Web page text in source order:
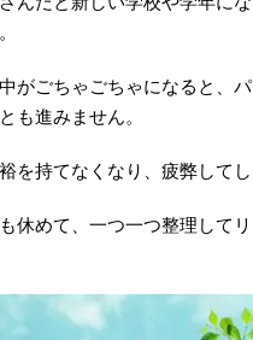
がごちゃごちゃになると、
も進みません。
を持てなくなり、疲弊してし
休めて、一つ一つ整理して